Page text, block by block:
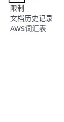
限制
文档历史记录
AWS词汇表